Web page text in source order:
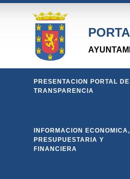
PRESENTACION PORTAL DE
TRANSPARENCIA
INFORMACION ECONOMICA,
PRESUPUESTARIA Y
FINANCIERA